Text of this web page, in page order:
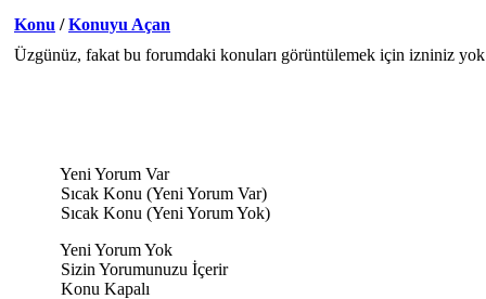
Konu /Konuyu Açan
Üzgünüz, fakat bu forumdaki konuları görüntülemek için izniniz
Yeni Yorum Var
Sıcak Konu (Yeni Yorum Var)
Sıcak Konu (Yeni Yorum Yok)
Yeni Yorum Yok
Sizin Yorumunuzu İçerir
Konu Kapalı